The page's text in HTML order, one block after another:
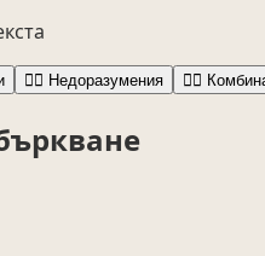
😶‍🌫️ Недоразумения 😶‍🌫️